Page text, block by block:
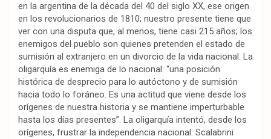
en la argentina de la década del 40 del siglo XX, ese origen
en los revolucionarios de 1810; nuestro presente tiene que
ver con una disputa que, al menos, tiene casi 215 años; los
enemigos del pueblo son quienes pretenden el estado de
sumisión al extranjero en un divorcio de la vida nacional. La
oligarquía es enemiga de lo nacional: “una posición
histórica de desprecio para lo autóctono y de sumisión
hacia todo lo foráneo. Es una actitud que viene desde los
orígenes de nuestra historia y se mantiene imperturbable
hasta los días presentes”. La oligarquía intentó, desde los
orígenes, frustrar la independencia nacional. Scalabrini